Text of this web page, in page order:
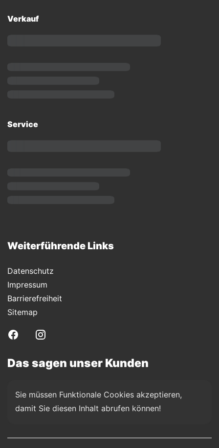
Verkauf
Service
Weiterführende Links
Datenschutz
Impressum
Barrierefreiheit
Sitemap
Das sagen unser Kunden
Sie müssen Funktionale Cookies akzeptieren,
damit Sie diesen Inhalt abrufen können!